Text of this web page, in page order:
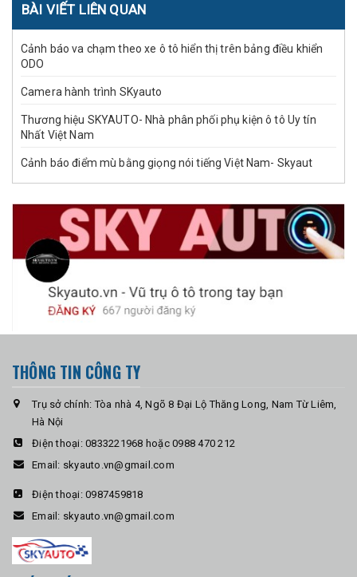
BÀI VIẾT LIÊN QUAN
Cảnh báo va chạm theo xe ô tô hiển thị trên bảng điều khiển
ODO
Camera hành trình SKyauto
Thương hiệu SKYAUTO- Nhà phân phối phụ kiện ô tô Uy tín
Nhất Việt Nam
Cảnh báo điểm mù bằng giọng nói tiếng Việt Nam- Skyaut
THÔNG TIN CÔNG TY
Trụ sở chính: Tòa nhà 4, Ngõ 8 Đại Lộ Thăng Long, Nam Từ Liêm,
Hà Nội
Điện thoại: 0833221968 hoặc 0988 470 212
Email: skyauto.vn@gmail.com
Điện thoại: 0987459818
Email: skyauto.vn@gmail.com